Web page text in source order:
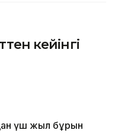
кейінгі
үш жыл бұрын